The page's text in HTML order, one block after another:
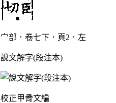
宀部．卷七下．頁2．左
說文解字(段注本)
校正甲骨文編